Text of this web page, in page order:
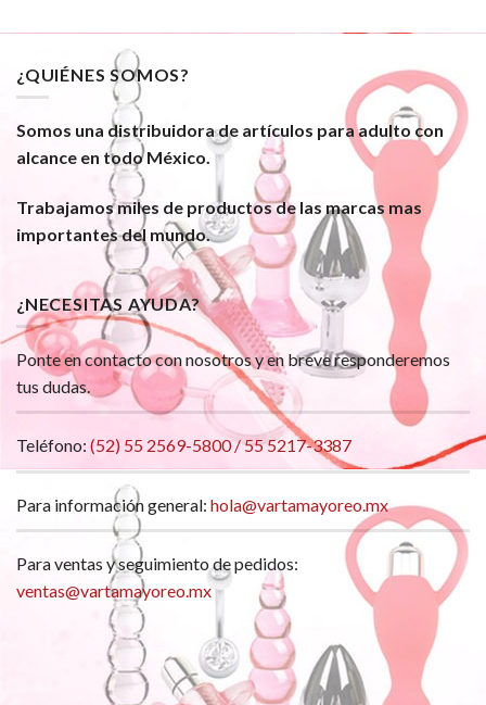
¿QUIÉNES SOMOS?
Somos una distribuidora de artículos para adulto con
alcance en todo México.
Trabajamos miles de productos de las marcas mas
importantes del mundo.
¿NECESITAS AYUDA?
Ponte en contacto con nosotros y en breve responderemos
tus dudas.
Teléfono: (52) 55 2569-5800 / 55 5217-3387
Para información general: hola@vartamayoreo.mx
Para ventas y seguimiento de pedidos:
ventas@vartamayoreo.mx